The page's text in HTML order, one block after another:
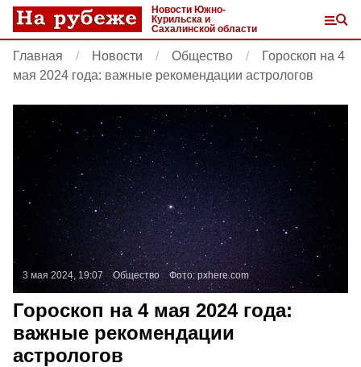
Новости Южно-
Курильска и
Сахалинской области
Главная Новости Общество
Гороскоп на 4
мая 2024 года: важные рекомендации астрологов
3 мая 2024, 19:07 Общество Фото:pxhere.com
Гороскоп на 4 мая 2024 года:
важные рекомендации
астрологов